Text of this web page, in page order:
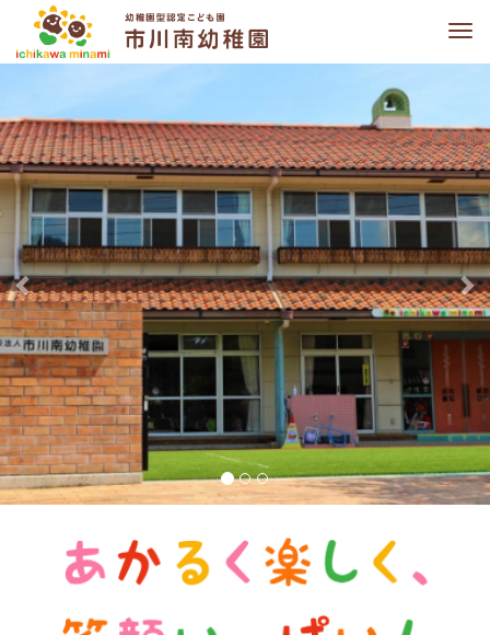
M
e
へ